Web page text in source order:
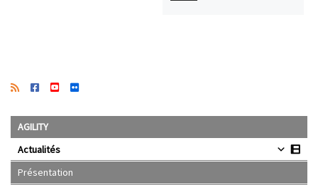
AGILITY
Actualités
Présentation